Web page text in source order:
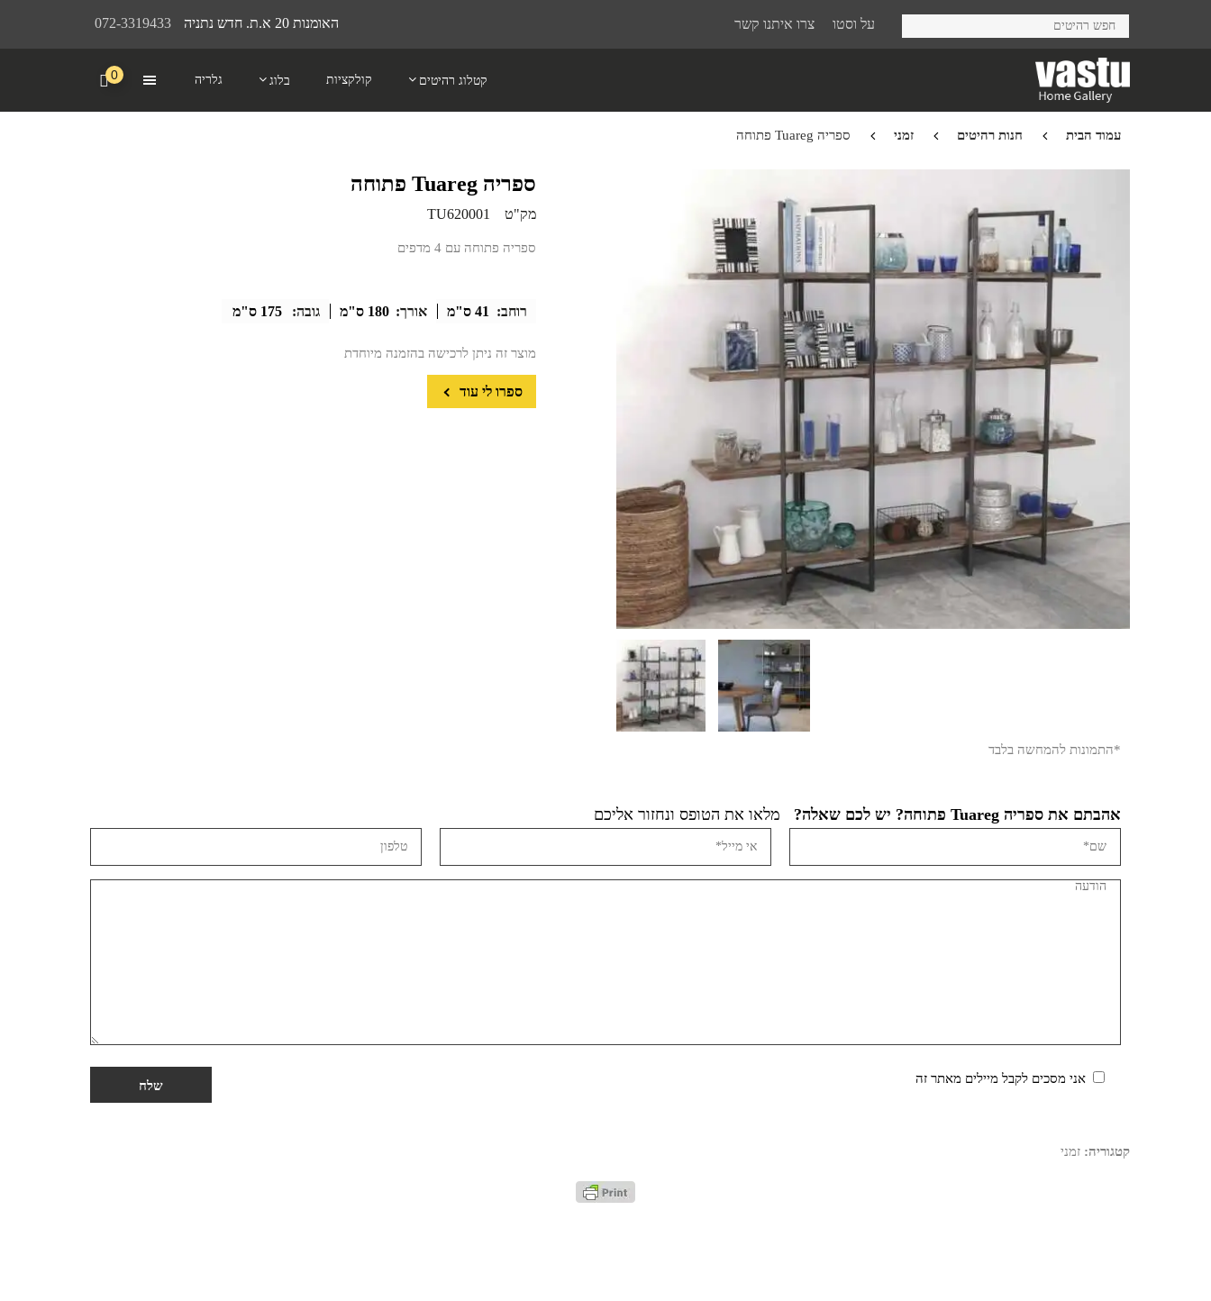
072-3319433 האומנות 20 א.ת. חדש נתניה על וסטו צרו איתנו קשר
קטלוג רהיטים קולקציות בלוג גלריה 0
עמוד הבית חנות רהיטים זמני ספריה Tuareg פתוחה
*התמונות להמחשה בלבד
ספריה Tuareg פתוחה
מק"ט TU620001
ספריה פתוחה עם 4 מדפים
רוחב: 41 ס"מ אורך: 180 ס"מ גובה: 175 ס"מ
מוצר זה ניתן לרכישה בהזמנה מיוחדת
ספרו לי עוד
אהבתם את ספריה Tuareg פתוחה? יש לכם שאלה? מלאו את הטופס ונחזור אליכם
אני מסכים לקבל מיילים מאתר זה
קטגוריה: זמני